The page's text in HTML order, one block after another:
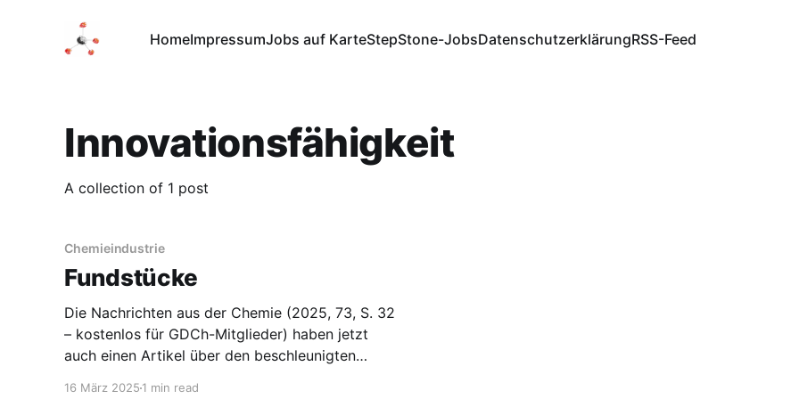
HomeImpressumJobs auf KarteStepStone-JobsDatenschutzerklärungRSS-Feed
Innovationsfähigkeit
A collection of 1 post
Chemieindustrie
Fundstücke
Die Nachrichten aus der Chemie (2025, 73, S. 32
– kostenlos für GDCh-Mitglieder) haben jetzt
auch einen Artikel über den beschleunigten
16 März 2025 1 min read